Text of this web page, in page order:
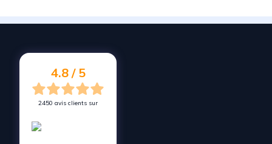
Vendez votre voiture à
4.8 / 5
2450 avis clients sur